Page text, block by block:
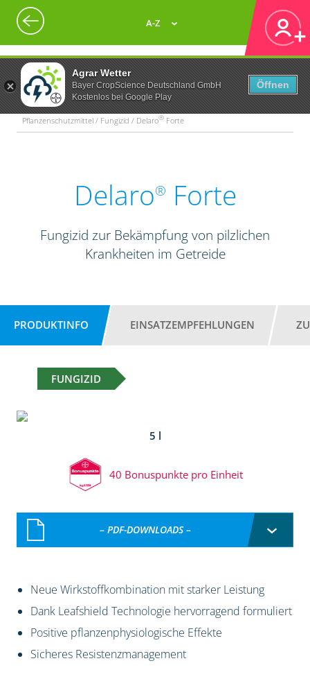
Agrar Wetter
Bayer CropScience Deutschland GmbH
Kostenlos bei Google Play
Öffnen
A-Z
Pflanzenschutzmittel / Fungizid / Delaro® Forte
Delaro® Forte
Fungizid zur Bekämpfung von pilzlichen
Krankheiten im Getreide
PRODUKTINFO EINSATZEMPFEHLUNGEN
FUNGIZID
5 l
40 Bonuspunkte pro Einheit
– PDF-DOWNLOADS –
Neue Wirkstoffkombination mit starker Leistung
Dank Leafshield Technologie hervorragend formuliert
Positive pflanzenphysiologische Effekte
Sicheres Resistenzmanagement